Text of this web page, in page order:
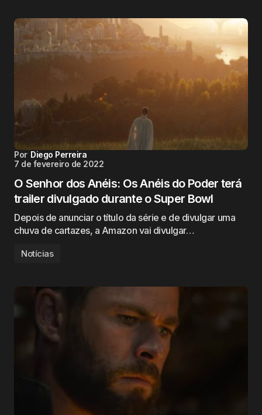
Por Diego Perreira
7 de fevereiro de 2022
O Senhor dos Anéis: Os Anéis do Poder terá
trailer divulgado durante o Super Bowl
Depois de anunciar o título da série e de divulgar uma
chuva de cartazes, a Amazon vai divulgar…
Notícias